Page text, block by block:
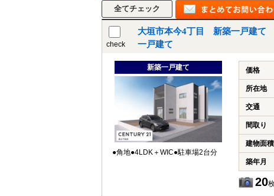
check
大垣市本今4丁目 新築一戸建て
一戸建て
新築一戸建て
●角地●4LDK＋WIC●駐車場2台分
価格
所在地
交通
間取り
建物面積
築年月
20